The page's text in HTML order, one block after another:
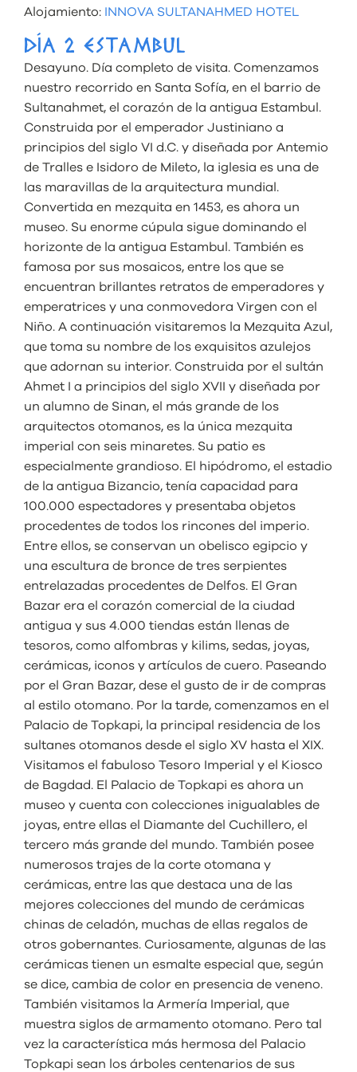
Alojamiento: INNOVA SULTANAHMED HOTEL
DÍA 2 ESTAMBUL
Desayuno. Día completo de visita. Comenzamos
nuestro recorrido en Santa Sofía, en el barrio de
Sultanahmet, el corazón de la antigua Estambul.
Construida por el emperador Justiniano a
principios del siglo VI d.C. y diseñada por Antemio
de Tralles e Isidoro de Mileto, la iglesia es una de
las maravillas de la arquitectura mundial.
Convertida en mezquita en 1453, es ahora un
museo. Su enorme cúpula sigue dominando el
horizonte de la antigua Estambul. También es
famosa por sus mosaicos, entre los que se
encuentran brillantes retratos de emperadores y
emperatrices y una conmovedora Virgen con el
Niño. A continuación visitaremos la Mezquita Azul,
que toma su nombre de los exquisitos azulejos
que adornan su interior. Construida por el sultán
Ahmet I a principios del siglo XVII y diseñada por
un alumno de Sinan, el más grande de los
arquitectos otomanos, es la única mezquita
imperial con seis minaretes. Su patio es
especialmente grandioso. El hipódromo, el estadio
de la antigua Bizancio, tenía capacidad para
100.000 espectadores y presentaba objetos
procedentes de todos los rincones del imperio.
Entre ellos, se conservan un obelisco egipcio y
una escultura de bronce de tres serpientes
entrelazadas procedentes de Delfos. El Gran
Bazar era el corazón comercial de la ciudad
antigua y sus 4.000 tiendas están llenas de
tesoros, como alfombras y kilims, sedas, joyas,
cerámicas, iconos y artículos de cuero. Paseando
por el Gran Bazar, dese el gusto de ir de compras
al estilo otomano. Por la tarde, comenzamos en el
Palacio de Topkapi, la principal residencia de los
sultanes otomanos desde el siglo XV hasta el XIX.
Visitamos el fabuloso Tesoro Imperial y el Kiosco
de Bagdad. El Palacio de Topkapi es ahora un
museo y cuenta con colecciones inigualables de
joyas, entre ellas el Diamante del Cuchillero, el
tercero más grande del mundo. También posee
numerosos trajes de la corte otomana y
cerámicas, entre las que destaca una de las
mejores colecciones del mundo de cerámicas
chinas de celadón, muchas de ellas regalos de
otros gobernantes. Curiosamente, algunas de las
cerámicas tienen un esmalte especial que, según
se dice, cambia de color en presencia de veneno.
También visitamos la Armería Imperial, que
muestra siglos de armamento otomano. Pero tal
vez la característica más hermosa del Palacio
Topkapi sean los árboles centenarios de sus